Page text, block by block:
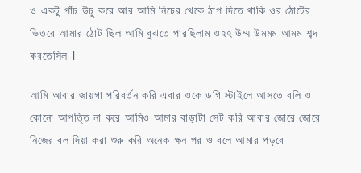
ও একটু পাঁচ উচু করে আর আমি নিচের থেকে ঠাপ দিতে থাকি ওর ঠোটের
ভিতরে আমার ঠোট ছিল আমি বুঝতে পারছিলাম ওহহ উম্ম উমমম আমম শব্দ
করতেসিল ।
আমি আবার জায়গা পরিবর্তন করি এবার ওকে ডগি স্টাইলে আসতে বলি ও
কোনো আপত্তি না করে আমিও আমার বাড়াটা সেট করি আবার জোরে জোরে
নিজের বল দিয়া করা শুরু করি অনেক ক্ষন পর ও বলে আমার পড়বে